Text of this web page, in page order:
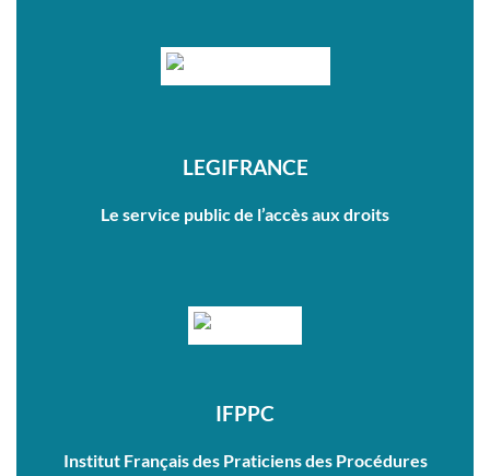
LEGIFRANCE
Le service public de l’accès aux droits
IFPPC
Institut Français des Praticiens des Procédures